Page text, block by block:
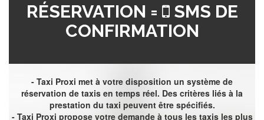
RÉSERVATION =
SMS DE
CONFIRMATION
- Taxi Proxi met à votre disposition un système de
réservation de taxis en temps réel. Des critères liés à la
prestation du taxi peuvent être spécifiés.
- Taxi Proxi propose votre demande à tous les taxis les plus